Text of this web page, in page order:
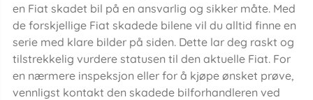
en Fiat skadet bil på en ansvarlig og sikker måte. Med
de forskjellige Fiat skadede bilene vil du alltid finne en
serie med klare bilder på siden. Dette lar deg raskt og
tilstrekkelig vurdere statusen til den aktuelle Fiat. For
en nærmere inspeksjon eller for å kjøpe ønsket prøve,
vennligst kontakt den skadede bilforhandleren ved